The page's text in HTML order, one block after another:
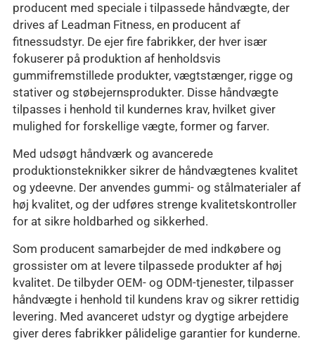
producent med speciale i tilpassede håndvægte, der
drives af Leadman Fitness, en producent af
fitnessudstyr. De ejer fire fabrikker, der hver især
fokuserer på produktion af henholdsvis
gummifremstillede produkter, vægtstænger, rigge og
stativer og støbejernsprodukter. Disse håndvægte
tilpasses i henhold til kundernes krav, hvilket giver
mulighed for forskellige vægte, former og farver.
Med udsøgt håndværk og avancerede
produktionsteknikker sikrer de håndvægtenes kvalitet
og ydeevne. Der anvendes gummi- og stålmaterialer af
høj kvalitet, og der udføres strenge kvalitetskontroller
for at sikre holdbarhed og sikkerhed.
Som producent samarbejder de med indkøbere og
grossister om at levere tilpassede produkter af høj
kvalitet. De tilbyder OEM- og ODM-tjenester, tilpasser
håndvægte i henhold til kundens krav og sikrer rettidig
levering. Med avanceret udstyr og dygtige arbejdere
giver deres fabrikker pålidelige garantier for kunderne.